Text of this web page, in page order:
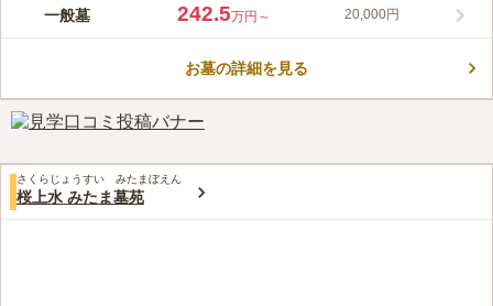
最寄駅からは徒歩2分と近く、他にも「八幡山駅」と「千歳烏山
一部を新築し、快適に参拝いただけるようになりました。 また
きるので手ぶらでお越しいただけます。
口コミ評価
一般墓 242.5万円～ 20,000円
お墓の詳細を見る
さくらじょうすい みたまぼえん
桜上水 みたま墓苑